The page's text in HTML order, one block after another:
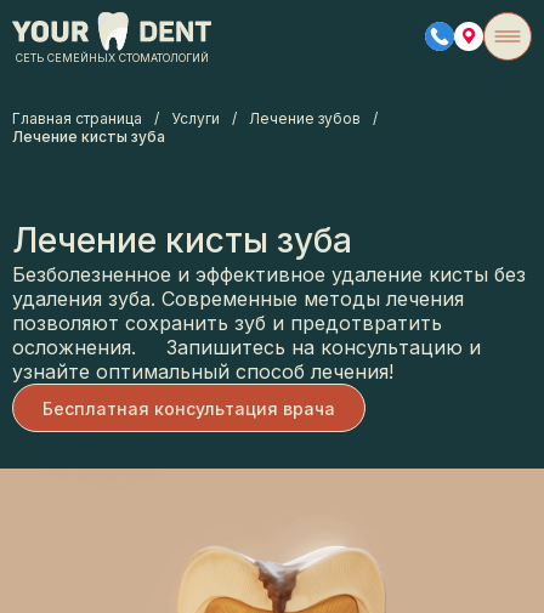
СЕТЬ СЕМЕЙНЫХ СТОМАТОЛОГИЙ
Главная страница / Услуги / Лечение зубов
/
Лечение кисты зуба
Лечение кисты зуба
Безболезненное и эффективное удаление кисты без
удаления зуба. Современные методы лечения
позволяют сохранить зуб и предотвратить
осложнения. Запишитесь на консультацию и
узнайте оптимальный способ лечения!
Бесплатная консультация врача